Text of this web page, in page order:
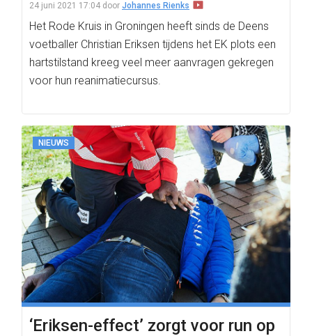
24 juni 2021 17:04 door Johannes Rienks
Het Rode Kruis in Groningen heeft sinds de Deens
voetballer Christian Eriksen tijdens het EK plots een
hartstilstand kreeg veel meer aanvragen gekregen
voor hun reanimatiecursus.
NIEUWS
‘Eriksen-effect’ zorgt voor run op